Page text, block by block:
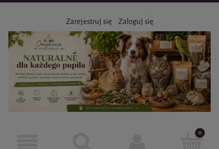
Zarejestruj się Zaloguj się